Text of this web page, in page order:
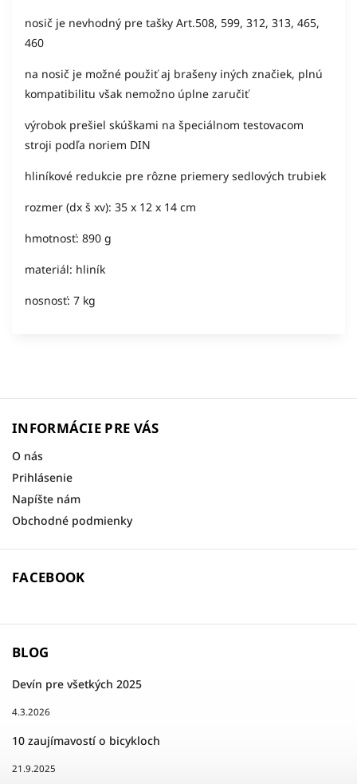
nosič je nevhodný pre tašky Art.508, 599, 312, 313, 465,
460
na nosič je možné použiť aj brašeny iných značiek, plnú
kompatibilitu však nemožno úplne zaručiť
výrobok prešiel skúškami na špeciálnom testovacom
stroji podľa noriem DIN
hliníkové redukcie pre rôzne priemery sedlových trubiek
rozmer (dx š xv): 35 x 12 x 14 cm
hmotnosť: 890 g
materiál: hliník
nosnosť: 7 kg
INFORMÁCIE PRE VÁS
O nás
Prihlásenie
Napíšte nám
Obchodné podmienky
FACEBOOK
BLOG
Devín pre všetkých 2025
4.3.2026
10 zaujímavostí o bicykloch
21.9.2025